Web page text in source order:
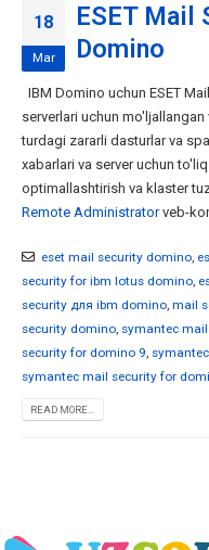
18
Mar
ESET Mail
Domino
IBM Domino uchun ESET
serverlari uchun
turdagi zararli dasturlar va
xabarlari va server uchun
optimallashtirish va klaster
Remote Administratorveb-
eset mail security domino,
security for ibm lotus domino
security для ibm domino mail
security domino symantec
security for domino 9
symantec mail security for
READ MORE...